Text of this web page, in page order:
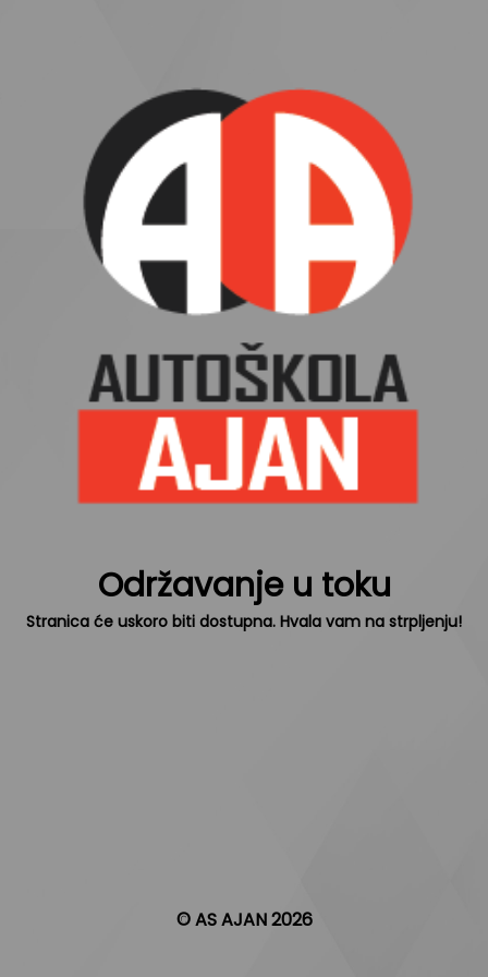
Održavanje u toku
Stranica će uskoro biti dostupna. Hvala vam na strpljenju!
© AS AJAN 2026